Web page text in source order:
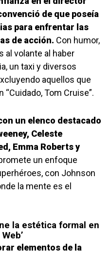
de que poseía
para enfrentar las
de acción. Con humor,
al volante al haber
un taxi y diversos
aquellos que
Tom Cruise”.
un elenco destacado
Celeste
Emma Roberts y
un enfoque
con Johnson
la mente es el
la estética formal en
elementos de la